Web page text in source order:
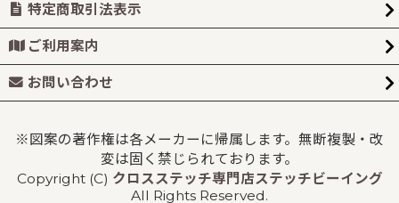
特定商取引法表示
ご利用案内
お問い合わせ
※図案の著作権は各メーカーに帰属します。無断複製・改
変は固く禁じられております。
Copyright (C) クロスステッチ専門店ステッチビーイング
All Rights Reserved.